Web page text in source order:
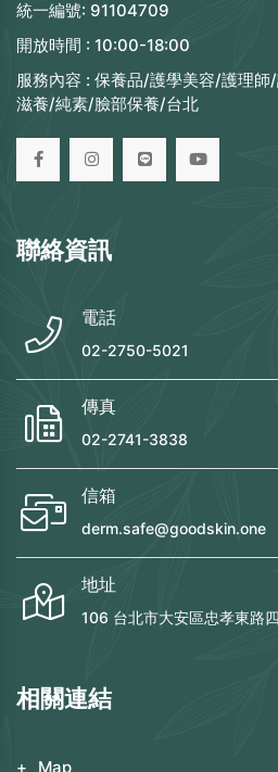
統一編號: 91104709
開放時間 : 10:00-18:00
服務內容 : 保養品/護學美容/護理
滋養/純素/臉部保養/台北
聯絡資訊
電話
02-2750-5021
傳真
02-2741-3838
信箱
derm.safe@goodskin.one
地址
106 台北市大安區忠孝東路
相關連結
Map